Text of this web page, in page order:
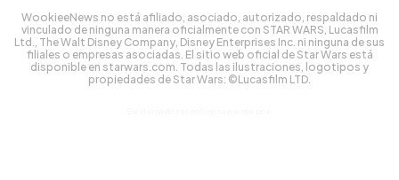
WookieeNews no está afiliado, asociado, autorizado, respaldado ni
vinculado de ninguna manera oficialmente con STAR WARS, Lucasfilm
Ltd., The Walt Disney Company, Disney Enterprises Inc. ni ninguna de sus
filiales o empresas asociadas. El sitio web oficial de Star Wars está
disponible en starwars.com. Todas las ilustraciones, logotipos y
propiedades de Star Wars: ©Lucasfilm LTD.